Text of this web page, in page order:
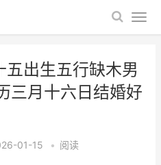
出生五行缺木男
三月十六日结婚好
01-15 • 阅读